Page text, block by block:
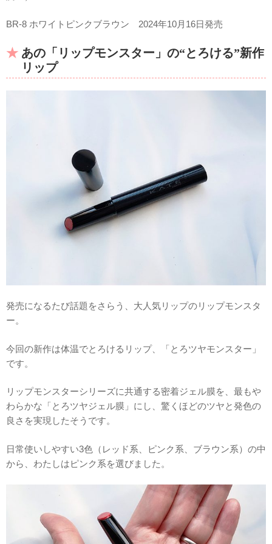
BR-8 ホワイトピンクブラウン 2024年10月16日発売
あの「リップモンスター」の“とろける”新作
リップ
発売になるたび話題をさらう、大人気リップのリップモンスタ
ー。
今回の新作は体温でとろけるリップ、「とろツヤモンスター」
です。
リップモンスターシリーズに共通する密着ジェル膜を、最もや
わらかな「とろツヤジェル膜」にし、驚くほどのツヤと発色の
良さを実現したそうです。
日常使いしやすい3色（レッド系、ピンク系、ブラウン系）の中
から、わたしはピンク系を選びました。